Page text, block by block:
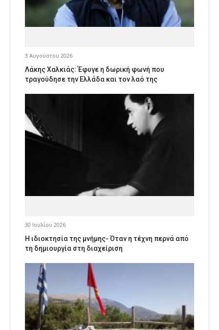
3 Αυγούστου 2026
Λάκης Χαλκιάς: Έφυγε η δωρική φωνή που
τραγούδησε την Ελλάδα και τον λαό της
30 Ιουλίου 2026
Η ιδιοκτησία της μνήμης- Όταν η τέχνη περνά από
τη δημιουργία στη διαχείριση